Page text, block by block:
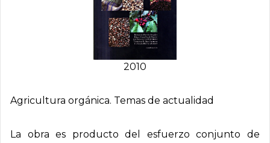
2010
Agricultura orgánica. Temas de actualidad
La obra es producto del esfuerzo conjunto de